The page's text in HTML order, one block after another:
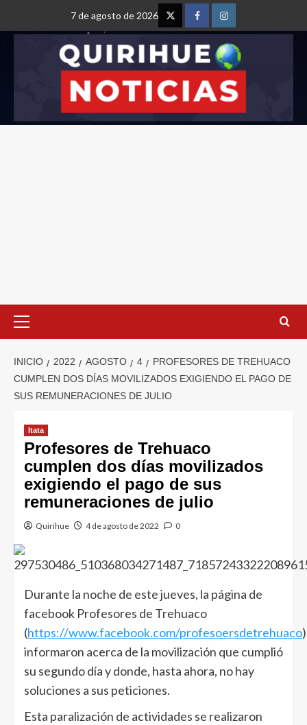
7 de agosto de 2026
INICIO 2022 AGOSTO 4
PROFESORES DE TREHUACO
CUMPLEN DOS DÍAS MOVILIZADOS EXIGIENDO EL PAGO DE
SUS REMUNERACIONES DE JULIO
Itata
Profesores de Trehuaco
cumplen dos días movilizados
exigiendo el pago de sus
remuneraciones de julio
Quirihue 4 de agosto de 2022 0
Durante la noche de este jueves, la página de
facebook Profesores de Trehuaco
(https://www.facebook.com/profesoersdetrehuaco
informaron acerca de la movilización que cumplió
su segundo día y donde, hasta ahora, no hay
soluciones a sus peticiones.
Esta paralización de actividades se realizaron